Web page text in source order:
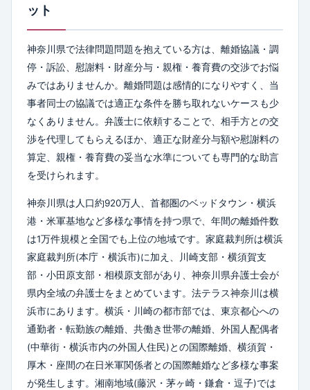
ット
神奈川県で法律問題問題を抱えている方は、離婚協議・調
停・訴訟、慰謝料・財産分与・親権・養育費の交渉でお悩
みではありませんか。離婚問題は感情的になりやすく、当
事者同士の協議では適正な条件を勝ち取れないケースも少
なくありません。弁護士に依頼することで、相手方との交
渉を代理してもらえるほか、適正な財産分与額や慰謝料の
算定、親権・養育費の妥当な水準についても専門的な助言
を受けられます。
神奈川県は人口約920万人、首都圏のベッドタウン・横浜
港・米軍基地など多様な事情を持つ県で、年間の離婚件数
は1万件規模と全国でも上位の地域です。家庭裁判所は横浜
家庭裁判所(本庁・横浜市)に加え、川崎支部・横須賀支
部・小田原支部・相模原支部があり、神奈川県弁護士会が
県内全域の弁護士をまとめています。法テラス神奈川は横
浜市にあります。横浜・川崎の都市部では、東京都心への
通勤者・転勤族の離婚、共働き世帯の離婚、外国人配偶者
(中華街・横浜市内の外国人住民)との国際離婚、横須賀・
厚木・座間の在日米軍関係者との国際離婚など多様な事案
が発生します。湘南地域(藤沢・茅ヶ崎・鎌倉・逗子)では